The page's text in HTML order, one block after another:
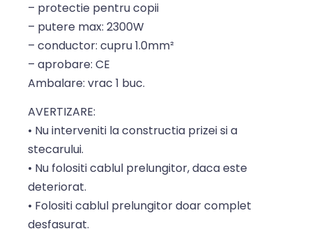
– protectie pentru copii
– putere max: 2300W
– conductor: cupru 1.0mm²
– aprobare: CE
Ambalare: vrac 1 buc.
AVERTIZARE:
• Nu interveniti la constructia prizei si a
stecarului.
• Nu folositi cablul prelungitor, daca este
deteriorat.
• Folositi cablul prelungitor doar complet
desfasurat.